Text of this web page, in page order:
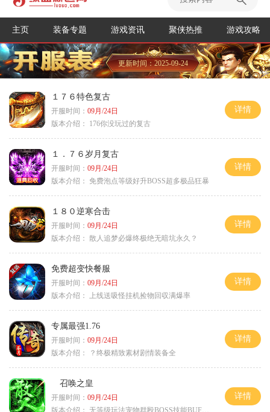
主页 装备专题 游戏资讯 聚侠热推 游戏攻略
更新时间：2025-09-24
１７６特色复古
开服时间： 09月/24日
版本介绍：
176你没玩过的复古
详情
１．７６岁月复古
开服时间： 09月/24日
版本介绍： 免费泡点等级好升BOSS超多极品狂暴
详情
１８０逆寒合击
开服时间： 09月/24日
版本介绍： 散人追梦必爆终极绝无暗坑永久？
详情
免费超变快餐服
开服时间： 09月/24日
版本介绍：
上线送吸怪挂机捡物回収满爆率
详情
专属最强1.76
开服时间： 09月/24日
版本介绍：
？终极精致素材剧情装备全
详情
召唤之皇
开服时间： 09月/24日
版本介绍： 无等级玩法宠物群殴BOSS技能BUFF铭文B
详情